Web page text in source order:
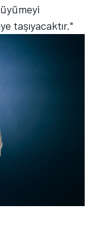
taşıyacaktır."